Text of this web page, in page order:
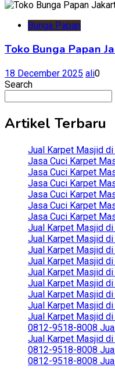
Bunga Papan
Toko Bunga Papan
18 December 2025 ali0
Search
Artikel Terbaru
Jual Karpet Masjid
Jasa Cuci Karpet
Jasa Cuci Karpet
Jasa Cuci Karpet
Jasa Cuci Karpet
Jasa Cuci Karpet
Jasa Cuci Karpet
Jual Karpet Masjid
Jual Karpet Masjid
Jual Karpet Masjid
Jual Karpet Masjid
Jual Karpet Masjid
Jual Karpet Masjid
Jual Karpet Masjid
Jual Karpet Masjid
Jual Karpet Masjid
0812-9518-8008
Jual Karpet Masjid
0812-9518-8008
0812-9518-8008